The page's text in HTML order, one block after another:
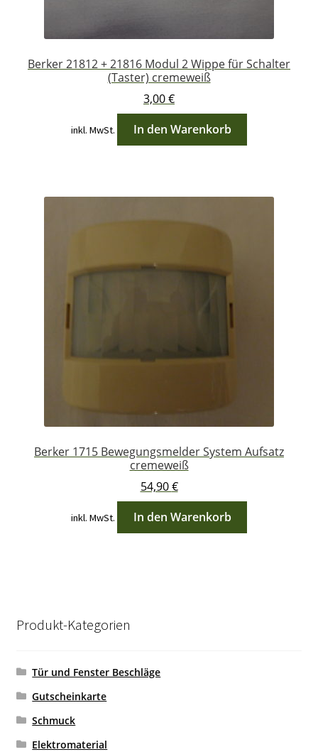
Berker 21812 + 21816 Modul 2 Wippe für Schalter
(Taster) cremeweiß
3,00€
inkl. MwSt. In den Warenkorb
Berker 1715 Bewegungsmelder System Aufsatz
cremeweiß
54,90€
inkl. MwSt. In den Warenkorb
Produkt-Kategorien
Tür und Fenster Beschläge
Gutscheinkarte
Schmuck
Elektromaterial